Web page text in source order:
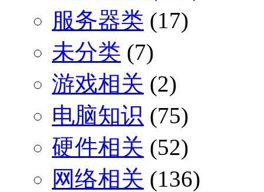
服务器类 (17)
未分类 (7)
游戏相关 (2)
电脑知识 (75)
硬件相关 (52)
网络相关 (136)